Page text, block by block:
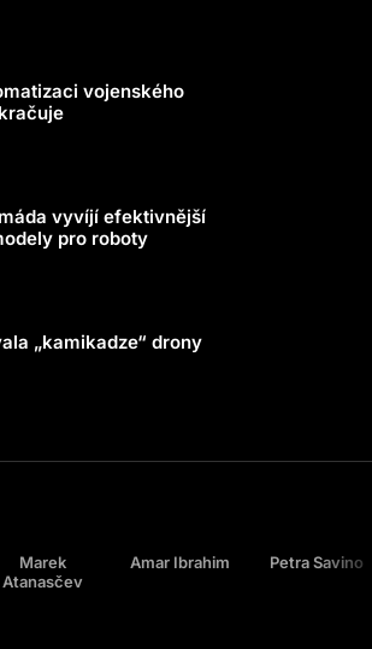
vojenského
vyvíjí efektivnější
pro roboty
„kamikadze“ drony
Marek
Atanasčev
Amar Ibrahim Petra Savino